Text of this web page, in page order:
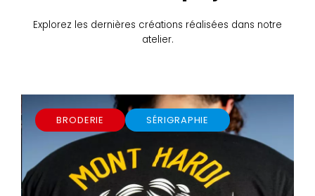
Explorez les dernières créations réalisées dans notre
atelier.
BRODERIE SÉRIGRAPHIE